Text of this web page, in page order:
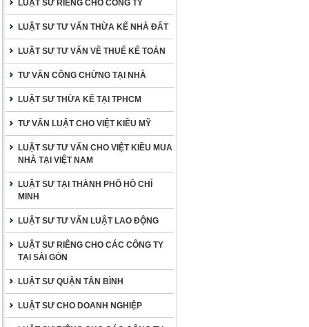
LUẬT SƯ RIÊNG CHO CÔNG TY
LUẬT SƯ TƯ VẤN THỪA KẾ NHÀ ĐẤT
LUẬT SƯ TƯ VẤN VỀ THUẾ KẾ TOÁN
TƯ VẤN CÔNG CHỨNG TẠI NHÀ
LUẬT SƯ THỪA KẾ TẠI TPHCM
TƯ VẤN LUẬT CHO VIỆT KIỀU MỸ
LUẬT SƯ TƯ VẤN CHO VIỆT KIỀU MUA
NHÀ TẠI VIỆT NAM
LUẬT SƯ TẠI THÀNH PHỐ HỒ CHÍ
MINH
LUẬT SƯ TƯ VẤN LUẬT LAO ĐỘNG
LUẬT SƯ RIÊNG CHO CÁC CÔNG TY
TẠI SÀI GÒN
LUẬT SƯ QUẬN TÂN BÌNH
LUẬT SƯ CHO DOANH NGHIỆP